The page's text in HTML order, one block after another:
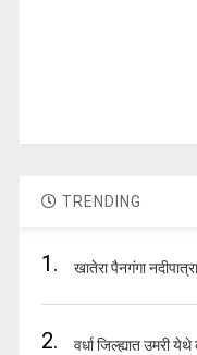
TRENDING
1. खातेरा पैनगंगा
2. वर्धा जिल्ह्यात उमरी